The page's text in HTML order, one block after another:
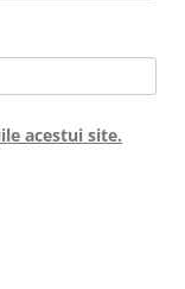
acestui site.